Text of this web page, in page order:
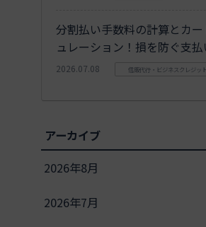
分割払い手数料の計算とカ
ュレーション！損を防ぐ支
2026.07.08 信販代行・ビジネスクレジット
アーカイブ
2026年8月
2026年7月